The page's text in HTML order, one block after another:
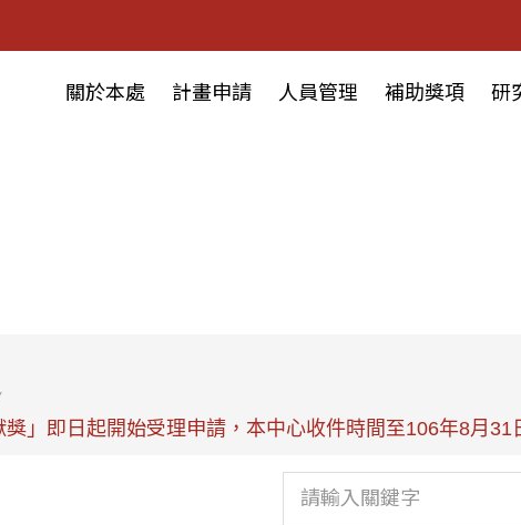
關於本處 計畫申請 人員管理 補助獎項 研
」即日起開始受理申請，本中心收件時間至106年8月31